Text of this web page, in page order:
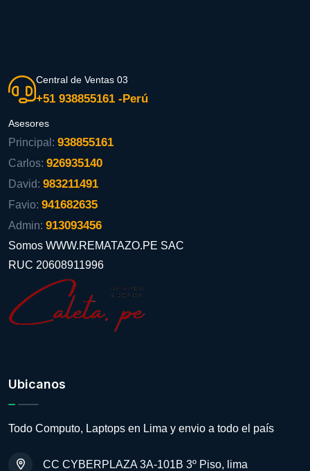
Central de Ventas 03
+51 938855161 -Perú
Asesores
Principal: 938855161
Carlos: 926935140
David: 983211491
Favio: 941682635
Admin: 913093456
Somos WWW.REMATAZO.PE SAC
RUC 20608911996
Ubicanos
Todo Computo, Laptops en Lima y envio a todo el país
CC CYBERPLAZA 3A-101B 3º Piso, lima